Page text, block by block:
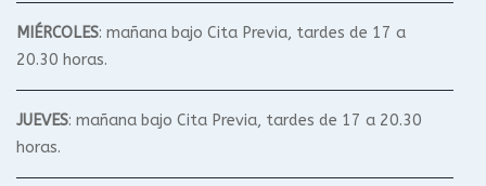
MIÉRCOLES: mañana bajo Cita Previa, tardes de 17 a
20.30 horas.
JUEVES: mañana bajo Cita Previa, tardes de 17 a 20.30
horas.